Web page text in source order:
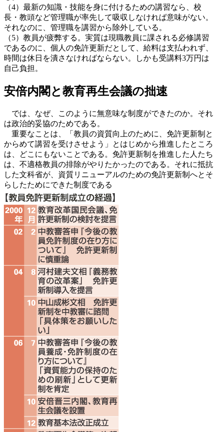
（4）最新の知識・技能を身に付けるための講習なら、校
長・教頭など管理職が率先して吸収しなければ意味がない。
それなのに、管理職を講習から除外している。
（5）教員が疲弊する。実質は現職教員に課される必修講習
であるのに、個人の免許更新だとして、給料は支払われず、
時間は休日を潰さなければならない。しかも受講料3万円は
自己負担。
安倍内閣と教育再生会議の拙速
では、なぜ、このように無意味な制度ができたのか。それ
は政治的妥協のためである。
重要なことは、「教員の資質向上のために、免許更新制と
からめて講習を受けさせよう」とはじめから推進したところ
は、どこにもないことである。免許更新制を推進した人たち
は、不適格教員の排除がやりたかったのである。それに抵抗
した文科省が、資質リニューアルのための免許更新制へとそ
らしたためにできた制度である